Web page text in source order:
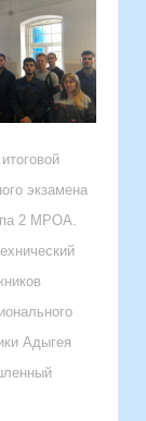
экзамена
2 МРОА.
Адыгея